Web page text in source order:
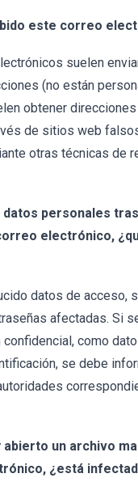
este correo
suelen
(no están
obtener
de sitios web
otras técnicas de
personales
electrónico,
datos de acceso,
afectadas. Si
como
se debe
abierto un archivo
¿está